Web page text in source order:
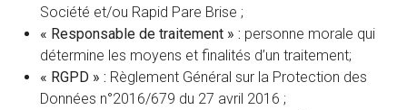
Société et/ou Rapid Pare Brise ;
« Responsable de traitement » : personne morale qui
détermine les moyens et finalités d’un traitement;
« RGPD » : Règlement Général sur la Protection des
Données n°2016/679 du 27 avril 2016 ;